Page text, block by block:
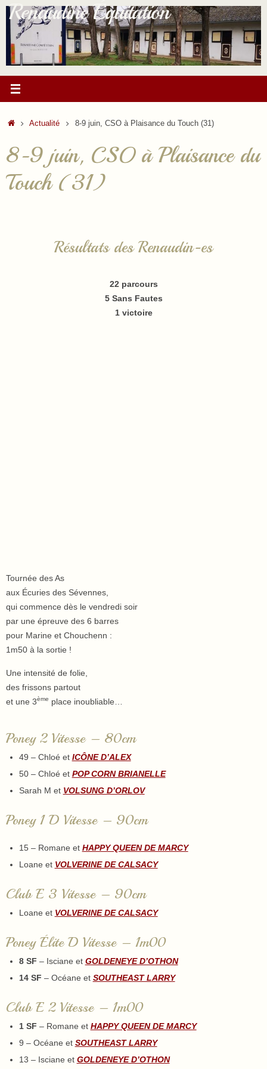
Passer
contenu
Renaudine Équitation
Accueil
Actualité 8-9 juin, CSO à Plaisance du Touch (31)
8-9 juin, CSO à Plaisance du
Touch (31)
Résultats des Renaudin-es
22 parcours
5 Sans Fautes
1 victoire
Tournée des As
aux Écuries des Sévennes,
qui commence dès le vendredi soir
par une épreuve des 6 barres
pour Marine et Chouchenn :
1m50 à la sortie !
Une intensité de folie,
des frissons partout
et une 3ème place inoubliable…
Poney 2 Vitesse – 80cm
49 – Chloé et ICÔNE D’ALEX
50 – Chloé et POP CORN BRIANELLE
Sarah M et VOLSUNG D’ORLOV
Poney 1 D Vitesse – 90cm
15 – Romane et HAPPY QUEEN DE MARCY
Loane et VOLVERINE DE CALSACY
Club E 3 Vitesse – 90cm
Loane et VOLVERINE DE CALSACY
Poney Élite D Vitesse – 1m00
8 SF – Isciane et GOLDENEYE D’OTHON
14 SF – Océane et SOUTHEAST LARRY
Club E 2 Vitesse – 1m00
1 SF – Romane et HAPPY QUEEN DE MARCY
9 – Océane et SOUTHEAST LARRY
13 – Isciane et GOLDENEYE D’OTHON